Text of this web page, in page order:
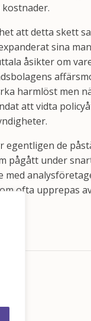
att detta skett
sina
åsikter om
harmlöst men
att vidta
egentligen de
pågått under
med
ofta upprepas